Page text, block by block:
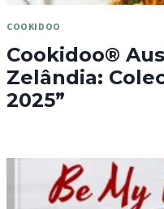
COOKIDOO
Cookidoo®
Zelândia:
2025”